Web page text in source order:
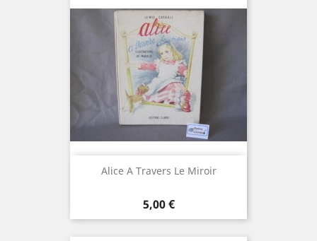
Alice A Travers Le Miroir
Prix
5,00 €